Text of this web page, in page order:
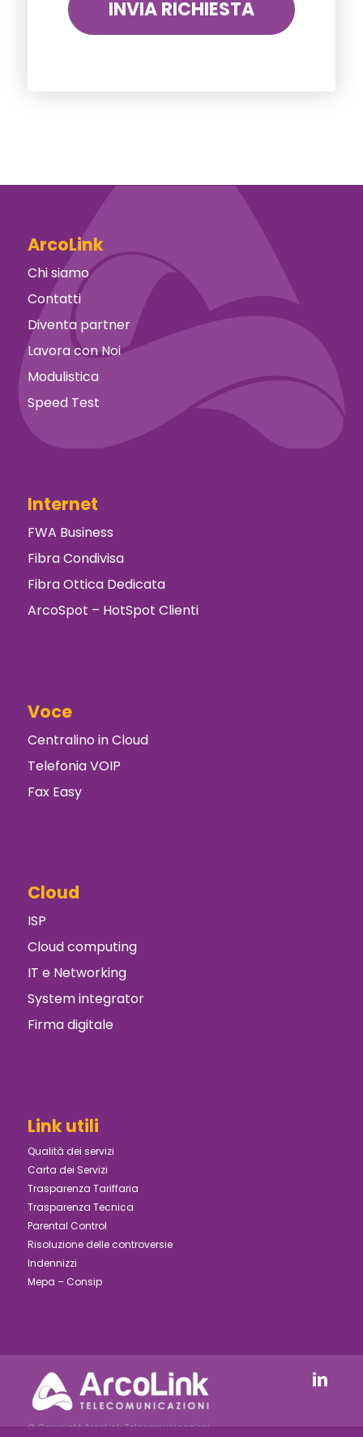
ArcoLink
Chi siamo
Contatti
Diventa partner
Lavora con Noi
Modulistica
Speed Test
Internet
FWA Business
Fibra Condivisa
Fibra Ottica Dedicata
ArcoSpot – HotSpot Clienti
Voce
Centralino in Cloud
Telefonia VOIP
Fax Easy
Cloud
ISP
Cloud computing
IT e Networking
System integrator
Firma digitale
Link utili
Qualità dei servizi
Carta dei Servizi
Trasparenza Tariffaria
Trasparenza Tecnica
Parental Control
Risoluzione delle controversie
Indennizzi
Mepa – Consip
© Copyright ArcoLink Telecomunicazioni